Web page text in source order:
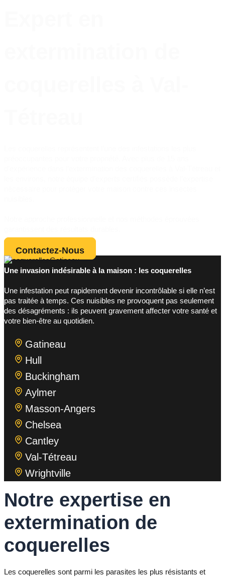
Contactez-Nous
Une invasion indésirable à la maison : les coquerelles
Une infestation peut rapidement devenir incontrôlable si elle n’est
pas traitée à temps. Ces nuisibles ne provoquent pas seulement
des désagréments : ils peuvent gravement affecter votre santé et
votre bien-être au quotidien.
Gatineau
Hull
Buckingham
Aylmer
Masson-Angers
Chelsea
Cantley
Val-Tétreau
Wrightville
Notre expertise en
extermination de
coquerelles
Les coquerelles sont parmi les parasites les plus résistants et